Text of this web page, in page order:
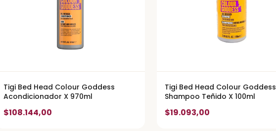
Tigi Bed Head Colour Goddess
Acondicionador X 970ml
$108.144,00
Tigi Bed Head Colour Goddess
Shampoo Teñido X 100ml
$19.093,00